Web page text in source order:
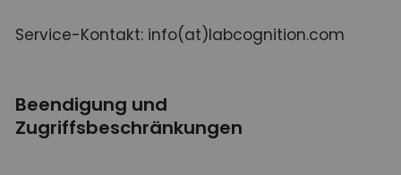
Service-Kontakt: info(at)labcognition.com
Beendigung und
Zugriffsbeschränkungen